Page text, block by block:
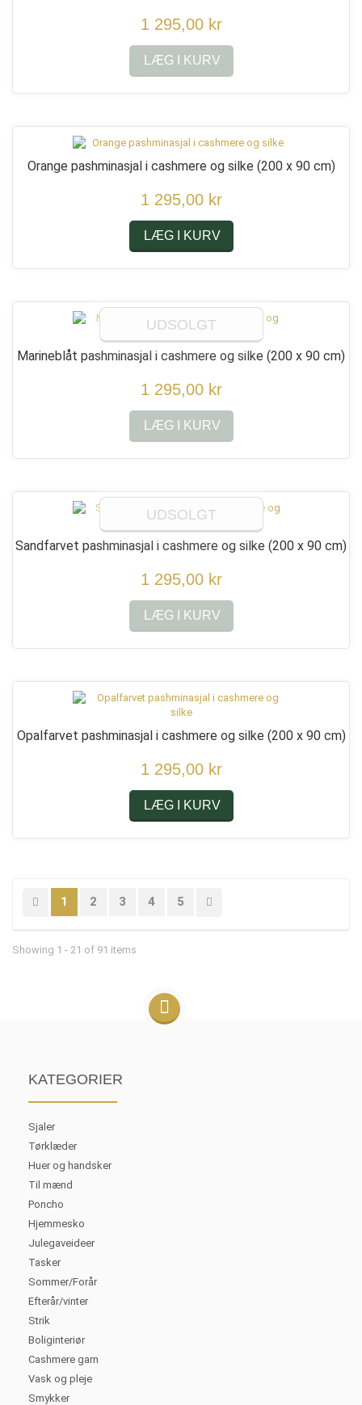
1 295,00 kr
LÆG I KURV
Orange pashminasjal i cashmere og silke (200 x 90 cm)
1 295,00 kr
LÆG I KURV
UDSOLGT
Marineblåt pashminasjal i cashmere og silke (200 x 90 cm)
1 295,00 kr
LÆG I KURV
UDSOLGT
Sandfarvet pashminasjal i cashmere og silke (200 x 90 cm)
1 295,00 kr
LÆG I KURV
Opalfarvet pashminasjal i cashmere og silke (200 x 90 cm)
1 295,00 kr
LÆG I KURV
1 2 3 4 5
Showing 1 - 21 of 91 items
KATEGORIER
Sjaler
Tørklæder
Huer og handsker
Til mænd
Poncho
Hjemmesko
Julegaveideer
Tasker
Sommer/Forår
Efterår/vinter
Strik
Boliginteriør
Cashmere garn
Vask og pleje
Smykker